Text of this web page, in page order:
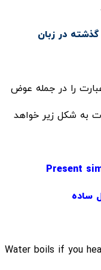
در زبان
را در جمله عوض
به شکل زیر خواهد
Present